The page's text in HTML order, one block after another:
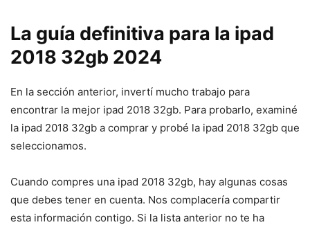
La guía definitiva para la ipad
2018 32gb 2024
En la sección anterior, invertí mucho trabajo para
encontrar la mejor ipad 2018 32gb. Para probarlo, examiné
la ipad 2018 32gb a comprar y probé la ipad 2018 32gb que
seleccionamos.
Cuando compres una ipad 2018 32gb, hay algunas cosas
que debes tener en cuenta. Nos complacería compartir
esta información contigo. Si la lista anterior no te ha